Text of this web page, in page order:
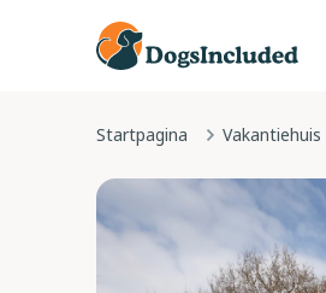
Startpagina Vakantiehuis